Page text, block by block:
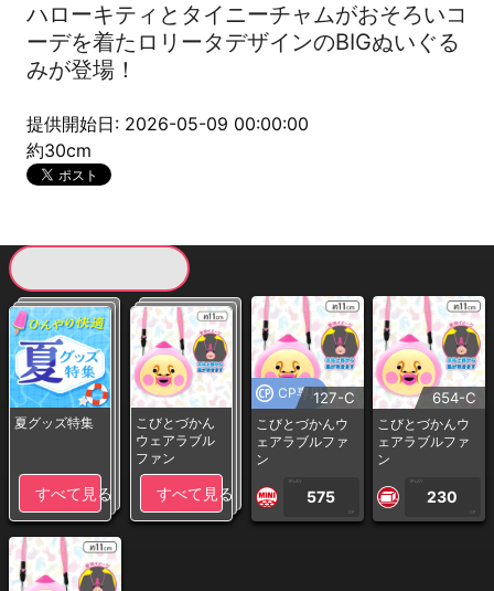
ハローキティとタイニーチャムがおそろいコ
ーデを着たロリータデザインのBIGぬいぐる
みが登場！
提供開始日: 2026-05-09 00:00:00
約30cm
夏グッズ特集
すべて見る
こびとづかん
ウェアラブル
ファン
すべて見る
CP専用127-C
こびとづかんウ
ェアラブルファ
ン
1PLAY
575
CP
654-C
こびとづかんウ
ェアラブルファ
ン
1PLAY
230
CP